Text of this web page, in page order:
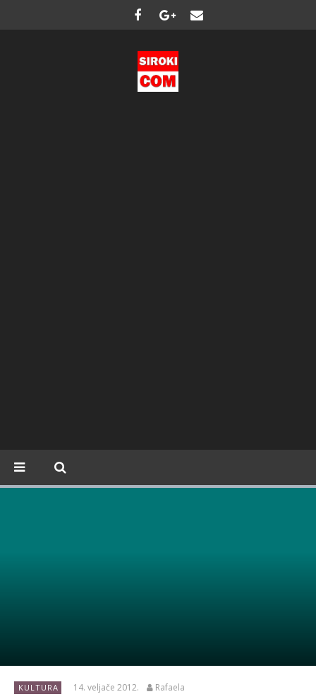
KULTURA 14. veljače 2012. Rafaela